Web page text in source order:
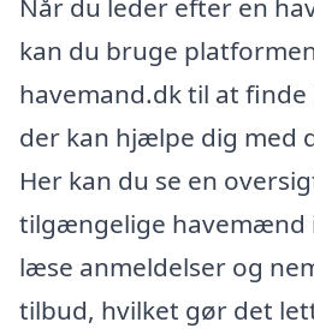
Når du leder efter en
kan du bruge
havemand.dk til at finde
der kan hjælpe dig med
Her kan du se en
tilgængelige havemænd
læse anmeldelser og
tilbud, hvilket gør det